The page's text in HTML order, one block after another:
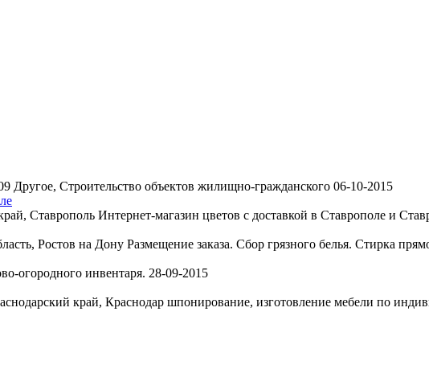
Другое, Строительство объектов жилищно-гражданского 06-10-2015
Ставрополь Интернет-магазин цветов с доставкой в Ставрополе и
Ростов на Дону Размещение заказа. Сбор грязного белья. Стирка
огородного инвентаря. 28-09-2015
край, Краснодар шпонирование, изготовление мебели по